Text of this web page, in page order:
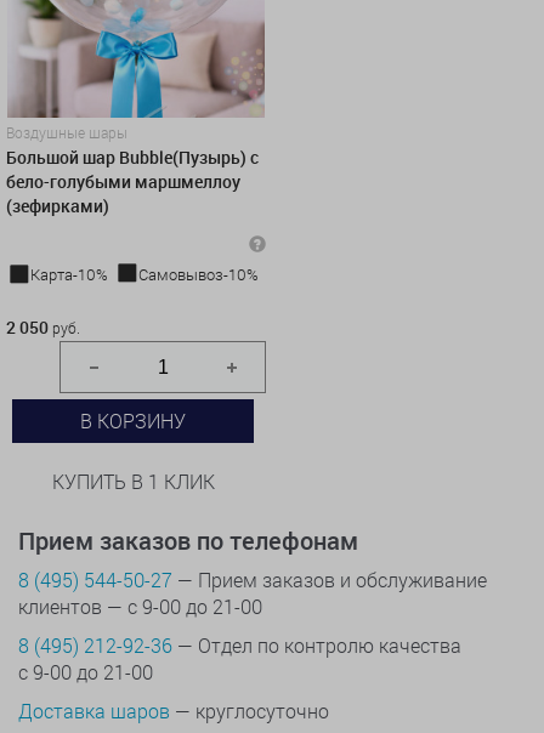
Воздушные шары
Большой шар Bubble(Пузырь) с
бело-голубыми маршмеллоу
(зефирками)
Карта-10%
Самовывоз-10%
2 050 руб.
В КОРЗИНУ
КУПИТЬ В 1 КЛИК
Прием заказов по телефонам
8 (495) 544-50-27 — Прием заказов и обслуживание
клиентов — с 9-00 до 21-00
8 (495) 212-92-36 — Отдел по контролю качества
с 9-00 до 21-00
Доставка шаров — круглосуточно